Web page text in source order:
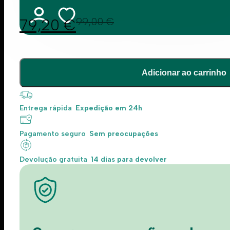
99,00€
79,20€
Adicionar ao carrinho
Entrega rápida Expedição em 24h
Pagamento seguro Sem preocupações
Devolução gratuita 14 dias para devolver